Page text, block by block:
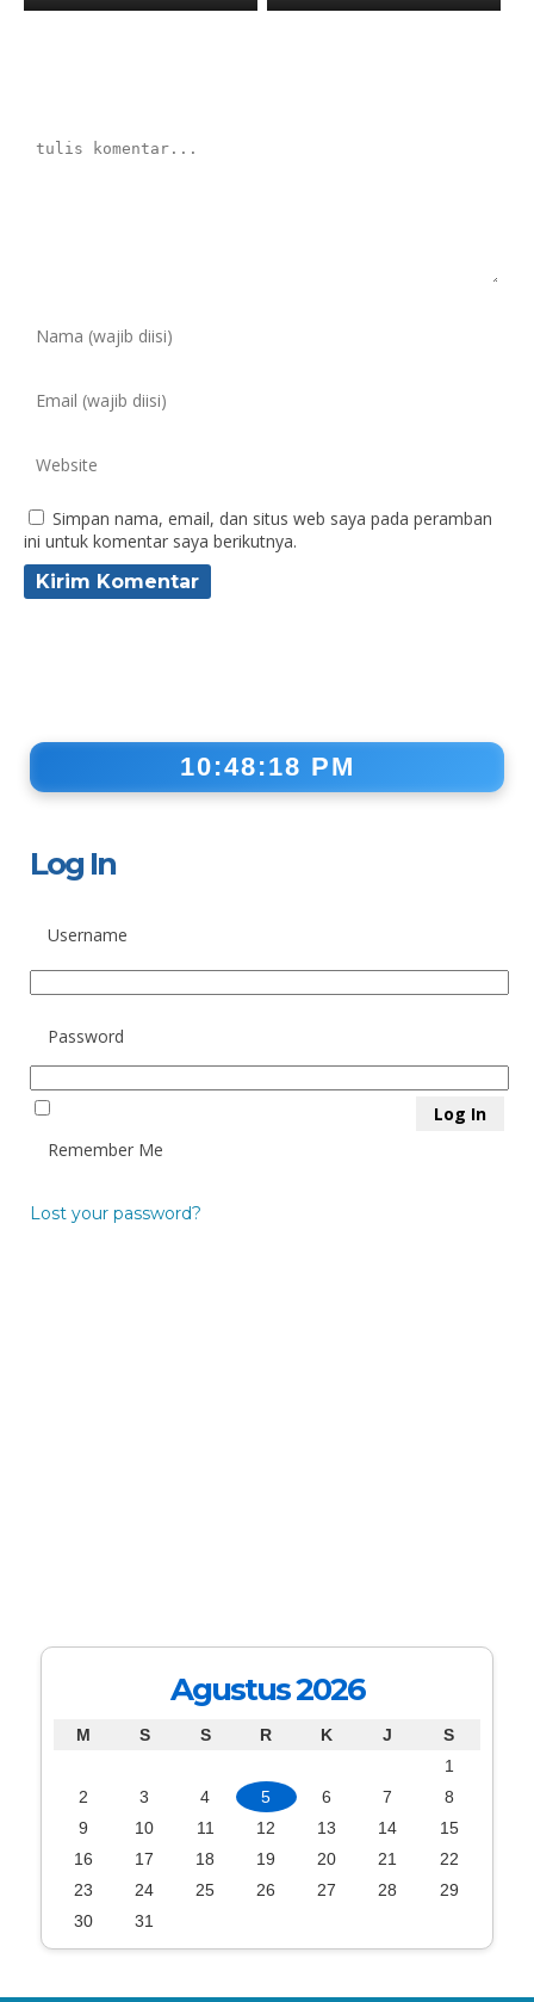
Simpan nama, email, dan situs web saya pada peramban
ini untuk komentar saya berikutnya.
10:48:19 PM
Log In
Username
Password
Remember Me
Lost your password?
Agustus 2026
M S S R K J
S
1
2
3 4 5 6 7
8
9
10 11 12 13 14
15
16
17 18 19 20 21
22
23
24 25 26 27 28
29
30
31